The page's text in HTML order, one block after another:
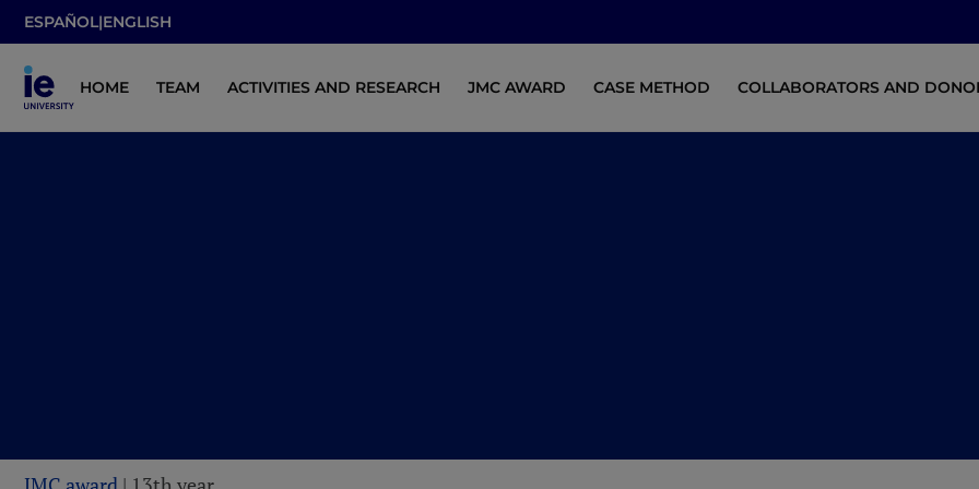
ESPAÑOL|ENGLISH
HOME TEAM ACTIVITIES AND RESEARCH JMC AWARD CASE METHOD COLLABORATORS AND